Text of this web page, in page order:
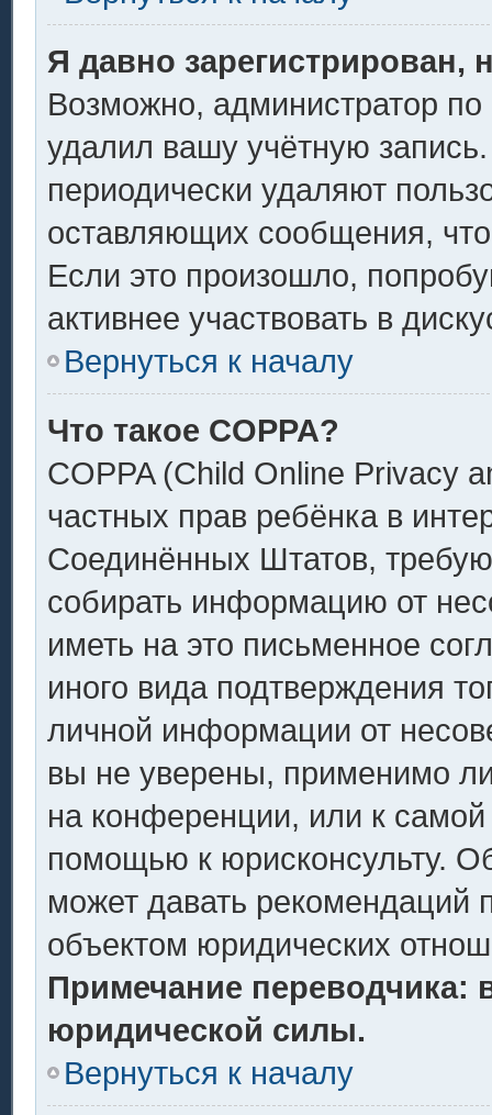
Я давно зарегистрирован,
Возможно, администратор по
удалил вашу учётную
периодически удаляют
оставляющих сообщения,
Если это произошло,
активнее участвовать в
Вернуться к началу
Что такое COPPA?
COPPA (Child Online Privacy
частных прав ребёнка в
Соединённых Штатов,
собирать информацию от
иметь на это письменное
иного вида подтверждения
личной информации от
вы не уверены, применимо
на конференции, или к
помощью к юрисконсульту.
может давать рекомендаций
объектом юридических
Примечание переводчика:
юридической силы.
Вернуться к началу